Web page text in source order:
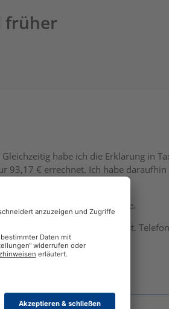
früher
habe ich die Erklärung in
93,17 € errechnet. Ich habe
erhalten müssen.
nie die errechnete Summe.
noch 2 Wochen Einspruchsfrist.